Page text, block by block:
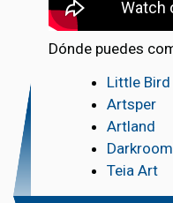
Dónde puedes
Little Bird
Artsper
Artland
Darkroom
Teia Art